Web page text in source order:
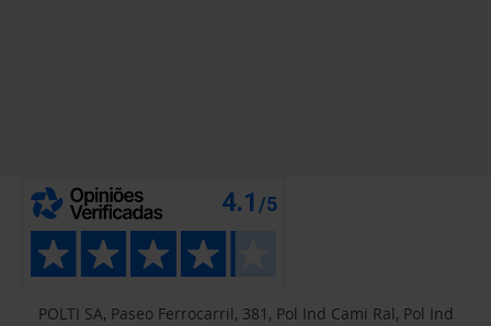
POLTI SA, Paseo Ferrocarril, 381, Pol Ind Cami Ral, Pol Ind